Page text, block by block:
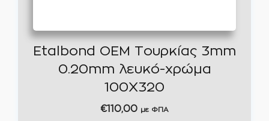
Etalbond OEM Τουρκίας 3mm
0.20mm λευκό-χρώμα
100Χ320
€110,00 με ΦΠΑ